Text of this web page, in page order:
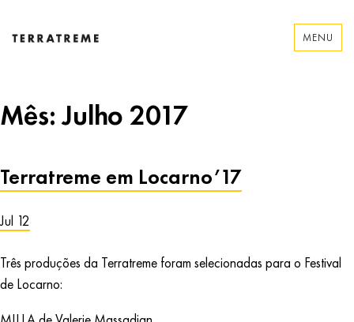
MENU
Mês:Julho 2017
Terratreme em Locarno’17
Jul 12
Três produções da Terratreme foram selecionadas para o Festival
de Locarno: